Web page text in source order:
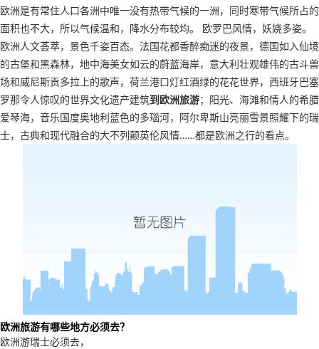
欧洲是有常住人口各洲中唯一没有热带气候的一洲，同时寒带气候所占的
面积也不大，所以气候温和，降水分布较均。 欧罗巴风情，妖娆多姿。
欧洲人文荟萃，景色千姿百态。法国花都香醉痴迷的夜景，德国如入仙境
的古堡和黑森林，地中海美女如云的蔚蓝海岸，意大利壮观雄伟的古斗兽
场和威尼斯贡多拉上的歌声，荷兰港口灯红酒绿的花花世界，西班牙巴塞
罗那令人惊叹的世界文化遗产建筑到欧洲旅游；阳光、海滩和情人的希腊
爱琴海，音乐国度奥地利蓝色的多瑙河，阿尔卑斯山亮丽雪景照耀下的瑞
士，古典和现代融合的大不列颠英伦风情……都是欧洲之行的看点。
欧洲旅游有哪些地方必须去？
欧洲游瑞士必须去，